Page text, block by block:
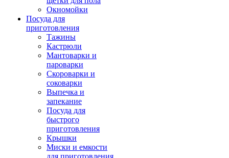
Окномойки
Посуда для
приготовления
Тажины
Кастрюли
Мантоварки и
пароварки
Скороварки и
соковарки
Выпечка и
запекание
Посуда для
быстрого
приготовления
Крышки
Миски и емкости
для приготовления